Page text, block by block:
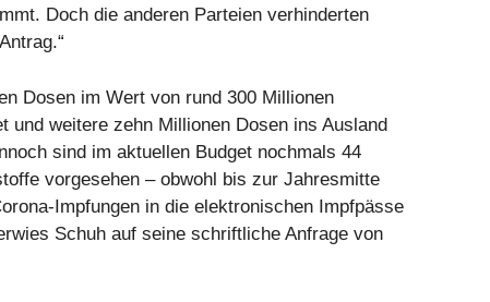
Doch die anderen Parteien verhinderten
Dosen im Wert von rund 300 Millionen
und weitere zehn Millionen Dosen ins Ausland
sind im aktuellen Budget nochmals 44
vorgesehen – obwohl bis zur Jahresmitte
Impfungen in die elektronischen Impfpässe
Schuh auf seine schriftliche Anfrage von